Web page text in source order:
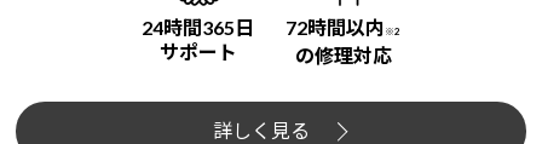
24時間365日
サポート
72時間以内 ※2
の修理対応
詳しく見る